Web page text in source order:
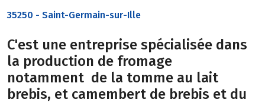
35250 - Saint-Germain-sur-Ille
C'est une entreprise spécialisée dans
la production de fromage
notamment de la tomme au lait
brebis, et camembert de brebis et du